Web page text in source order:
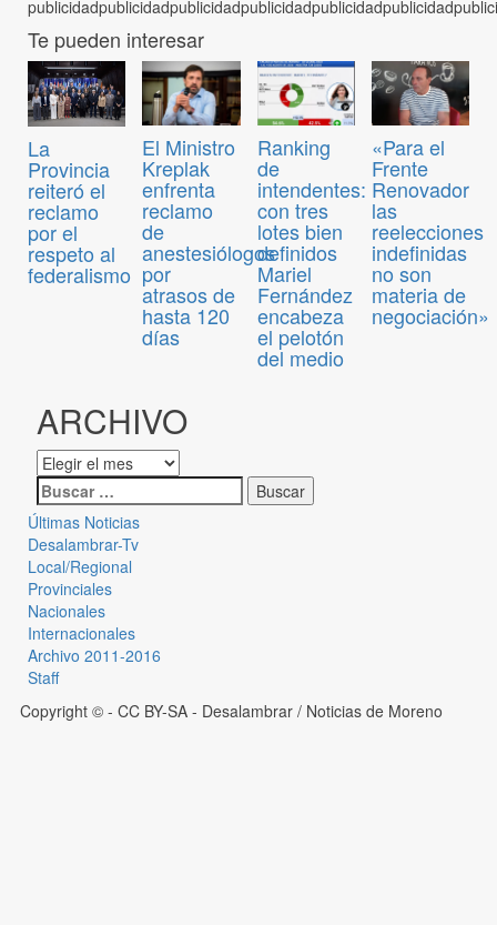
Te pueden interesar
La
Provincia
reiteró el
reclamo
por el
respeto al
federalismo
El Ministro
Kreplak
enfrenta
reclamo
de
anestesiólogos
por
atrasos de
hasta 120
días
Ranking
de
intendentes:
con tres
lotes bien
definidos
Mariel
Fernández
encabeza
el pelotón
del medio
«Para el
Frente
Renovador
las
reelecciones
indefinidas
no son
materia de
negociación»
ARCHIVO
Últimas Noticias
Desalambrar-Tv
Local/Regional
Provinciales
Nacionales
Internacionales
Archivo 2011-2016
Staff
Copyright © - CC BY-SA - Desalambrar / Noticias de Moreno